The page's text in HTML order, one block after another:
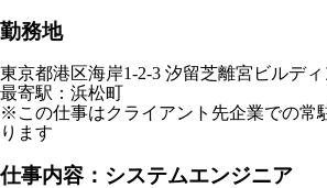
勤務地
東京都港区海岸1-2-3 汐留芝離宮ビルディ
最寄駅：浜松町
※この仕事はクライアント先企業での常
ります
仕事内容：システムエンジニア